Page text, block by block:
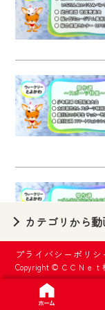
カテゴリから
プライバシーポリシ
Copyright © ＣＣＮｅｔ
【ご注意】
2024年9月
ビス向上の
『CCNet
一部コンテ
CCNetサー
ページ※』へ
す。
いたします
要となりま
※MyIDとは
各種サービ
IDはお客様
で設定でき